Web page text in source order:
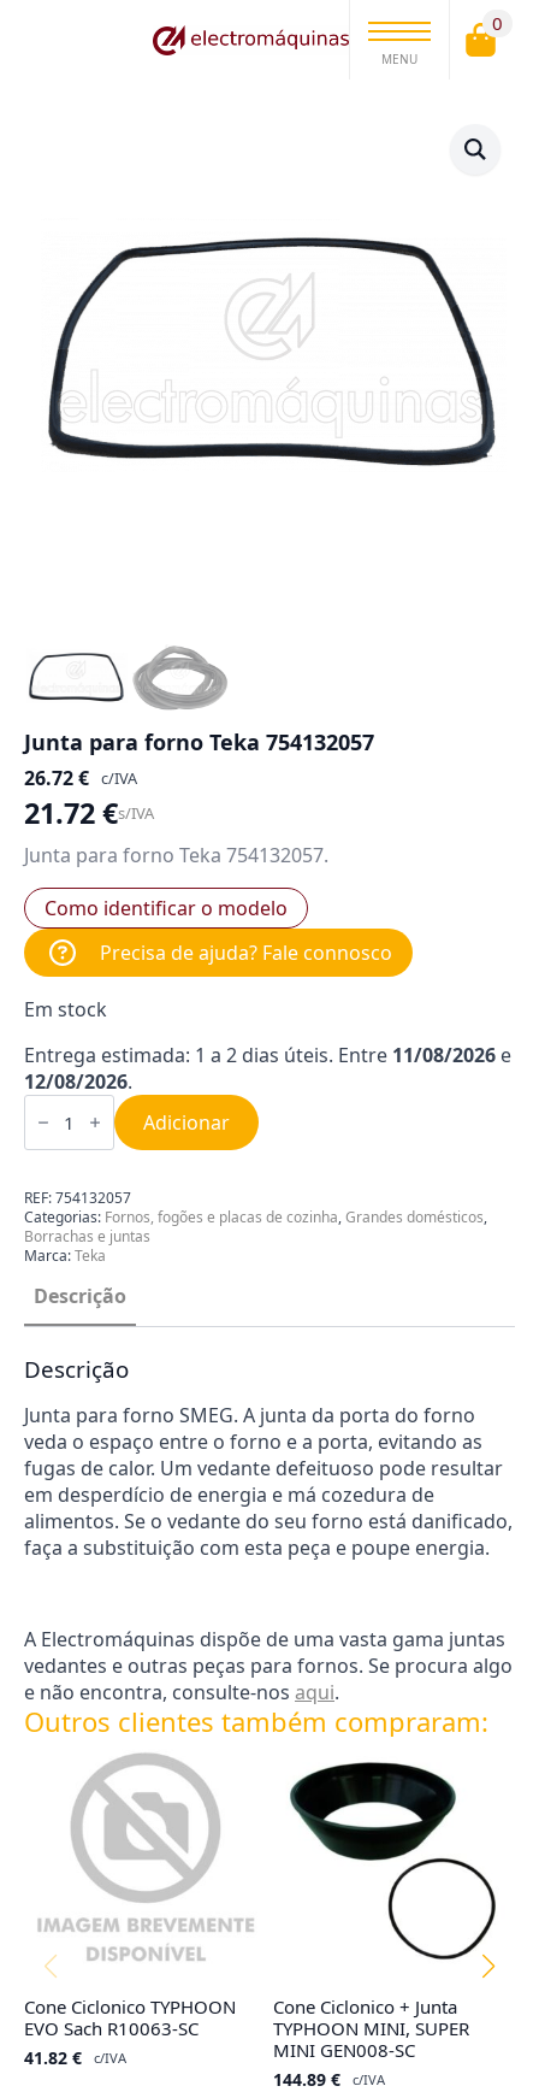
MENU
0
Junta para forno Teka 754132057
26.72€ c/IVA
21.72€s/IVA
Junta para forno Teka 754132057.
Como identificar o modelo
Precisa de ajuda? Fale connosco
Em stock
Entrega estimada: 1 a 2 dias úteis. Entre 11/08/2026 e
12/08/2026.
Quantidade
de
para
Teka
754132057
Adicionar
REF:754132057
Categorias: Fornos, fogões e placas de cozinha,Grandes domésticos,
Borrachas e juntas
Marca:Teka
Descrição
Descrição
Junta para forno SMEG. A junta da porta do forno
veda o espaço entre o forno e a porta, evitando as
fugas de calor. Um vedante defeituoso pode resultar
em desperdício de energia e má cozedura de
alimentos. Se o vedante do seu forno está danificado,
faça a substituição com esta peça e poupe energia.
A Electromáquinas dispõe de uma vasta gama juntas
vedantes e outras peças para fornos. Se procura algo
e não encontra, consulte-nos aqui.
Outros clientes também compraram:
Cone Ciclonico TYPHOON
EVO Sach R10063-SC
41.82 € c/IVA
Cone Ciclonico + Junta
TYPHOON MINI, SUPER
MINI GEN008-SC
144.89 € c/IVA